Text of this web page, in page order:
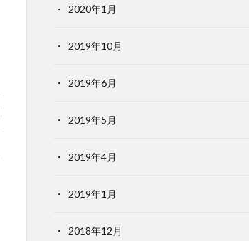
2020年1月
2019年10月
2019年6月
2019年5月
2019年4月
2019年1月
2018年12月